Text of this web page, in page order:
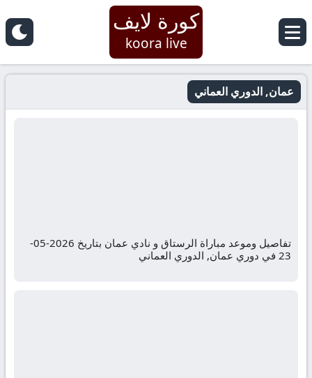
كورة لايف
koora live
عمان, الدوري العماني
تفاصيل وموعد مباراة الرستاق و نادي عمان بتاريخ 2026-05-
23 في دوري عمان, الدوري العماني